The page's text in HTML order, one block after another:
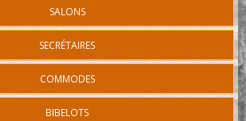
SALONS
SECRÉTAIRES
COMMODES
BIBELOTS